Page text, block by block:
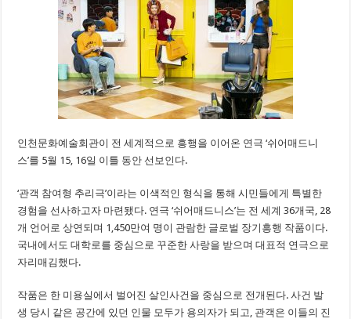
인천문화예술회관이 전 세계적으로 흥행을 이어온 연극 ‘쉬어매드니
스’를 5월 15, 16일 이틀 동안 선보인다.
‘관객 참여형 추리극’이라는 이색적인 형식을 통해 시민들에게 특별한
경험을 선사하고자 마련됐다. 연극 ‘쉬어매드니스’는 전 세계 36개국, 28
개 언어로 상연되며 1,450만여 명이 관람한 글로벌 장기흥행 작품이다.
국내에서도 대학로를 중심으로 꾸준한 사랑을 받으며 대표적 연극으로
자리매김했다.
작품은 한 미용실에서 벌어진 살인사건을 중심으로 전개된다. 사건 발
생 당시 같은 공간에 있던 인물 모두가 용의자가 되고, 관객은 이들의 진